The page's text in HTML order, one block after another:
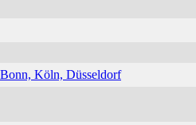
Köln, Düsseldorf